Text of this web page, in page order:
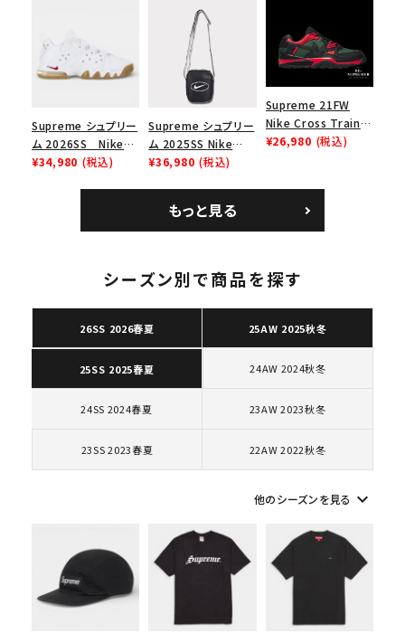
人気ワード 2026SS 2025AW 2025SS
Tシャツ・ロングスリーブ
キャップ・ハット
パーカー・クルーネック
ショルダー・ウエストバッグ
カテゴリーから探す
価格から探す
円 ～
絞り込んで検索する
ューズ ホワイト
ナイキ SB ダンク ロ
ー スニーカー ホワイ
Supreme シュプリー
ム 2026SS Nike
SB Air Max 2 CB 94
¥34,980 (税込)
Supreme シュプリー
ム 2025SS Nike
Leather Shoulder
ク 黒
¥36,980 (税込)
Supreme 21FW
Nike Cross Trainer
Low ナイキクロスト
¥26,980 (税込)
もっと見る
シーズン別で商品を探す
26SS 2026春夏 25AW 2025秋冬
25SS 2025春夏 24AW 2024秋冬
24SS 2024春夏 23AW 2023秋冬
23SS 2023春夏 22AW 2022秋冬
他のシーズンを見る keyboard_arrow_down